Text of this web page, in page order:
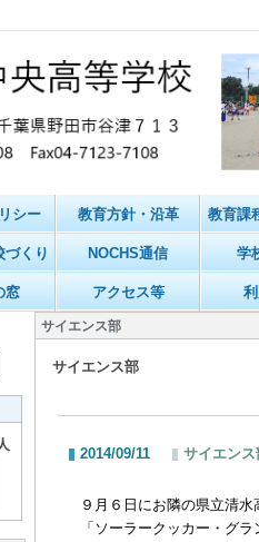
シー 教育方針・沿革 教育課
づくり NOCHS通信 学
窓 アクセス等
サイエンス部
サイエンス部
2014/09/11 サイエン
９月６日にお隣の県立清水
「ソーラークッカー・グ